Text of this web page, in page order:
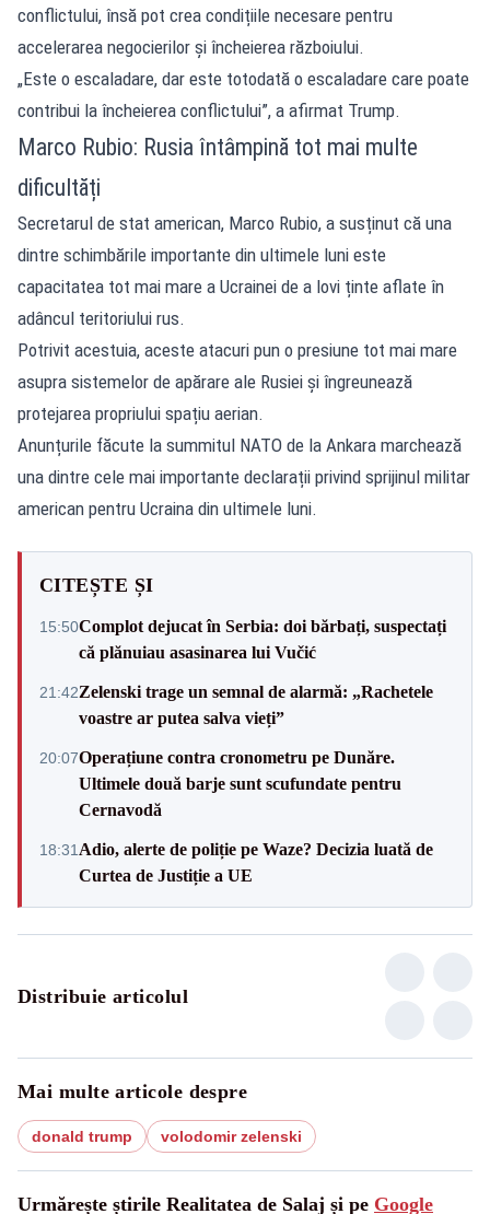
conflictului, însă pot crea condițiile necesare pentru
accelerarea negocierilor și încheierea războiului.
„Este o escaladare, dar este totodată o escaladare care poate
contribui la încheierea conflictului”, a afirmat Trump.
Marco Rubio: Rusia întâmpină tot mai multe
dificultăți
Secretarul de stat american, Marco Rubio, a susținut că una
dintre schimbările importante din ultimele luni este
capacitatea tot mai mare a Ucrainei de a lovi ținte aflate în
adâncul teritoriului rus.
Potrivit acestuia, aceste atacuri pun o presiune tot mai mare
asupra sistemelor de apărare ale Rusiei și îngreunează
protejarea propriului spațiu aerian.
Anunțurile făcute la summitul NATO de la Ankara marchează
una dintre cele mai importante declarații privind sprijinul militar
american pentru Ucraina din ultimele luni.
CITEȘTE ȘI
15:50Complot dejucat în Serbia: doi bărbați, suspectați
că plănuiau asasinarea lui Vučić
21:42Zelenski trage un semnal de alarmă: „Rachetele
voastre ar putea salva vieți”
20:07Operațiune contra cronometru pe Dunăre.
Ultimele două barje sunt scufundate pentru
Cernavodă
18:31 Adio, alerte de poliție pe Waze? Decizia luată de
Curtea de Justiție a UE
Distribuie articolul
Mai multe articole despre
donald trump volodomir zelenski
Urmărește știrile Realitatea de Salaj și pe Google